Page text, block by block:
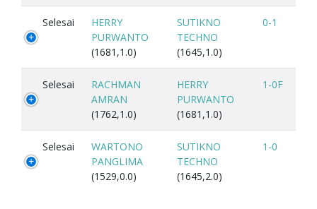
Selesai
HERRY
PURWANTO
(1681,1.0)
SUTIKNO
TECHNO
(1645,1.0)
0-1
Selesai
RACHMAN
AMRAN
(1762,1.0)
HERRY
PURWANTO
(1681,1.0)
1-0F
Selesai
WARTONO
PANGLIMA
(1529,0.0)
SUTIKNO
TECHNO
(1645,2.0)
1-0